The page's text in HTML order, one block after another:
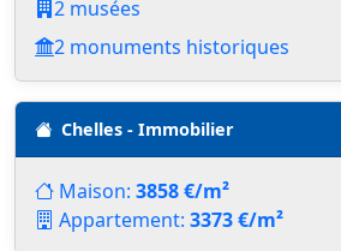
2 musées
2 monuments historiques
Chelles - Immobilier
Maison: 3858 €/m²
Appartement: 3373 €/m²